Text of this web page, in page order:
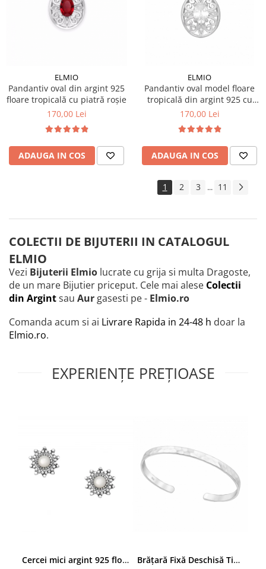
ELMIO
Pandantiv oval din argint 925
floare tropicală cu piatră roșie
170,00 Lei
ADAUGA IN COS
ELMIO
Pandantiv oval model floare
tropicală din argint 925 cu
zirconia
170,00 Lei
ADAUGA IN COS
1 2 3 ... 11
COLECTII DE BIJUTERII IN CATALOGUL
ELMIO
Vezi Bijuterii Elmio lucrate cu grija si multa Dragoste,
de un mare Bijutier priceput. Cele mai alese Colectii
din Argintsau Aur gasesti pe - Elmio.ro
Comanda acum si ai Livrare Rapida in 24-48 h doar la
Elmio.ro.
EXPERIENȚE PREȚIOASE
Cercei mici argint 925 floare patinată cu sidef alb Brățară Fixă Deschisă Tip Cuff din Argint 925